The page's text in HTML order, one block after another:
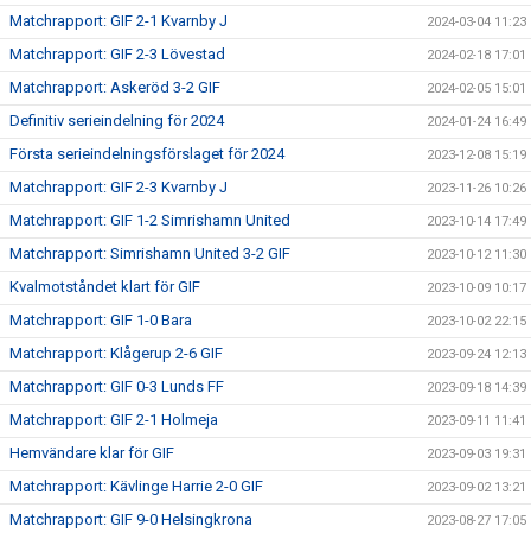
Matchrapport: GIF 2-1 Kvarnby J 2024-03-04 11:23
Matchrapport: GIF 2-3 Lövestad 2024-02-18 17:01
Matchrapport: Askeröd 3-2 GIF 2024-02-05 15:01
Definitiv serieindelning för 2024 2024-01-24 16:49
Första serieindelningsförslaget för 2024 2023-12-08 15:19
Matchrapport: GIF 2-3 Kvarnby J 2023-11-26 10:26
Matchrapport: GIF 1-2 Simrishamn United 2023-10-14 17:49
Matchrapport: Simrishamn United 3-2 GIF 2023-10-12 11:30
Kvalmotståndet klart för GIF 2023-10-09 10:17
Matchrapport: GIF 1-0 Bara 2023-10-02 22:15
Matchrapport: Klågerup 2-6 GIF 2023-09-24 12:13
Matchrapport: GIF 0-3 Lunds FF 2023-09-18 14:39
Matchrapport: GIF 2-1 Holmeja 2023-09-11 11:41
Hemvändare klar för GIF 2023-09-03 19:31
Matchrapport: Kävlinge Harrie 2-0 GIF 2023-09-02 13:21
Matchrapport: GIF 9-0 Helsingkrona 2023-08-27 17:05